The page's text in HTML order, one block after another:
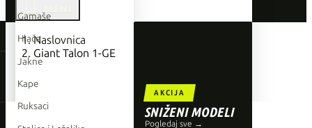
Giant
Orbea
Liv
Shimano
AKCIJA
SNIŽENI MODELI
Pogledaj sve →
Gamaše
Hlače
Jakne
Kape
Ruksaci
Naslovnica
Giant Talon 1-GE